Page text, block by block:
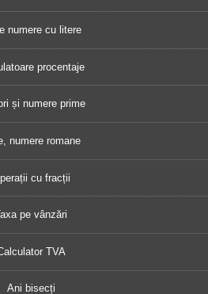
numere cu litere
procentaje
și numere prime
numere romane
cu fracții
pe vânzări
TVA
Ani bisecți